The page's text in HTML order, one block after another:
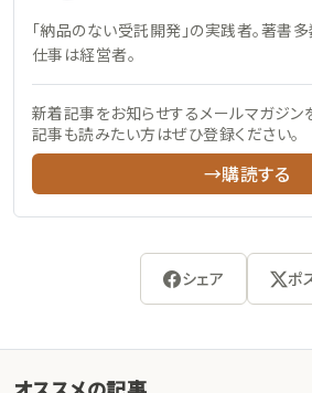
「納品のない受託開発」の実践者。著書多
仕事は経営者。
新着記事をお知らせするメールマガジン
記事も読みたい方はぜひ登録ください。
→購読する
シェア ポ